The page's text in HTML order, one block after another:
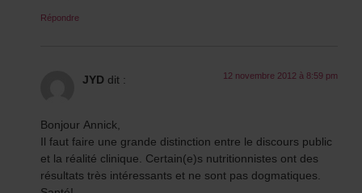
Répondre
JYD dit : 12 novembre 2012 à 8:59 pm
Bonjour Annick,
Il faut faire une grande distinction entre le discours public
et la réalité clinique. Certain(e)s nutritionnistes ont des
résultats très intéressants et ne sont pas dogmatiques.